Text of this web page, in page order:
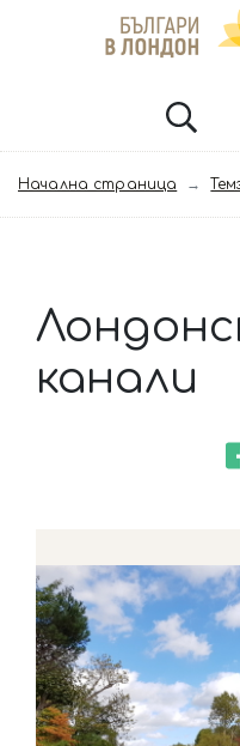
Начална страница
канали